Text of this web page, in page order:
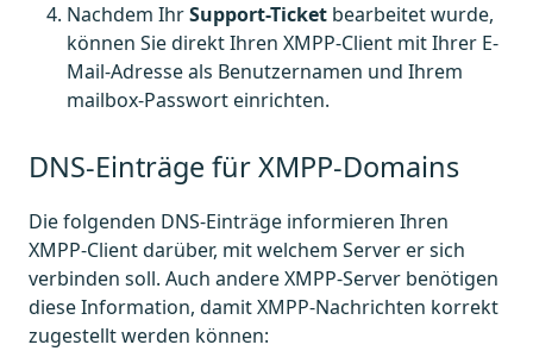
Nachdem IhrSupport-Ticket bearbeitet wurde,
können Sie direkt Ihren XMPP-Client mit Ihrer E-
Mail-Adresse als Benutzernamen und Ihrem
mailbox-Passwort einrichten.
DNS-Einträge für XMPP-Domains
Die folgenden DNS-Einträge informieren Ihren
XMPP-Client darüber, mit welchem Server er sich
verbinden soll. Auch andere XMPP-Server benötigen
diese Information, damit XMPP-Nachrichten korrekt
zugestellt werden können: